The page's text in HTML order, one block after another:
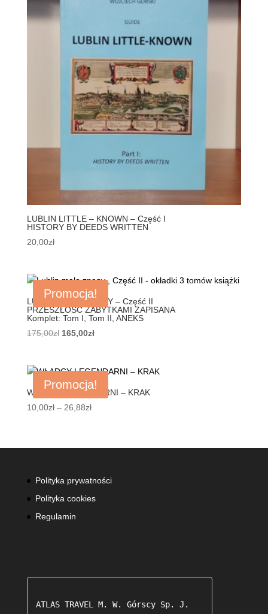
LUBLIN LITTLE – KNOWN – Część I
HISTORY BY DEEDS WRITTEN
20,00zł
Promocja!
LUBLIN MAŁO ZNANY – Część II
PRZESZŁOŚĆ ZABYTKAMI ZAPISANA
Komplet: Tom I, Tom II, ANEKS
175,00zł Pierwotna
175,00zł.
165,00złAktualna
165,00zł.
Promocja!
WŁADCY LEGENDARNI – KRAK
10,00zł – 26,88złZakres
10,00zł
26,88zł
Polityka prywatności
Polityka cookies
Regulamin
ATLAS TRAVEL M. W. Górscy Sp. J.